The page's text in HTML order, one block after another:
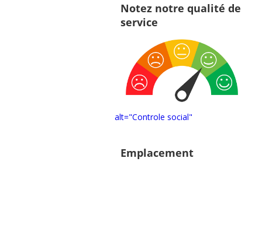
Notez notre qualité de
service
alt="Controle social"
Emplacement